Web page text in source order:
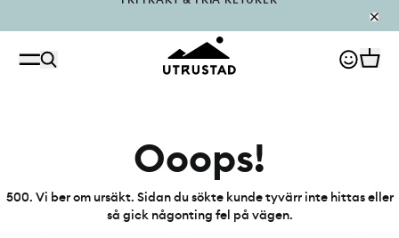
Ooops!
500. Vi ber om ursäkt. Sidan du sökte kunde tyvärr inte hittas eller
så gick någonting fel på vägen.